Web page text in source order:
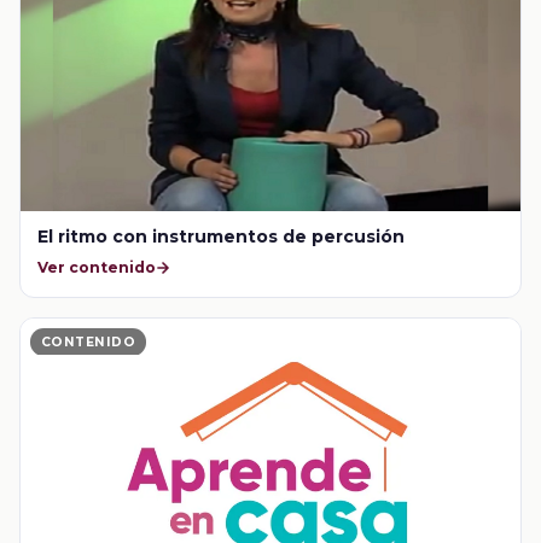
El ritmo con instrumentos de percusión
Ver contenido
CONTENIDO